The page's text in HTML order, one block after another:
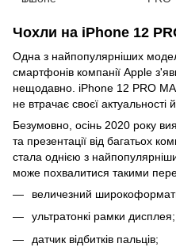
Чохли на iPhone 12
Одна з найпопулярніших
смартфонів компанії Apple
нещодавно. iPhone 12 PRO
не втрачає своєї актуальності й
Безумовно, осінь 2020 року
та презентації від багатьох
стала однією з
може похвалитися такими
величезний
ультратонкі рамки дисплея;
датчик відбитків пальців;